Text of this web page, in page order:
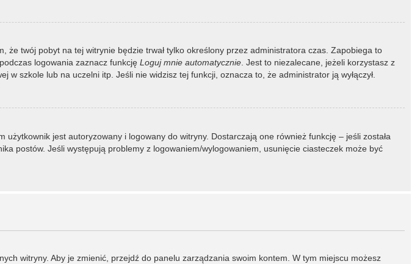
że twój pobyt na tej witrynie będzie trwał tylko określony przez administratora czas. Zapobiega to
logowania zaznacz funkcję Loguj mnie automatycznie. Jest to niezalecane, jeżeli korzystasz z
szkole lub na uczelni itp. Jeśli nie widzisz tej funkcji, oznacza to, że administrator ją wyłączył.
jest autoryzowany i logowany do witryny. Dostarczają one również funkcję – jeśli została
postów. Jeśli występują problemy z logowaniem/wylogowaniem, usunięcie ciasteczek może być
witryny. Aby je zmienić, przejdź do panelu zarządzania swoim kontem. W tym miejscu możesz